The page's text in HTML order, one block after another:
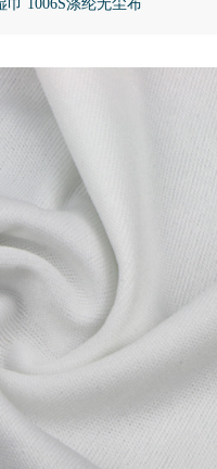
巾 1006S涤纶无尘布